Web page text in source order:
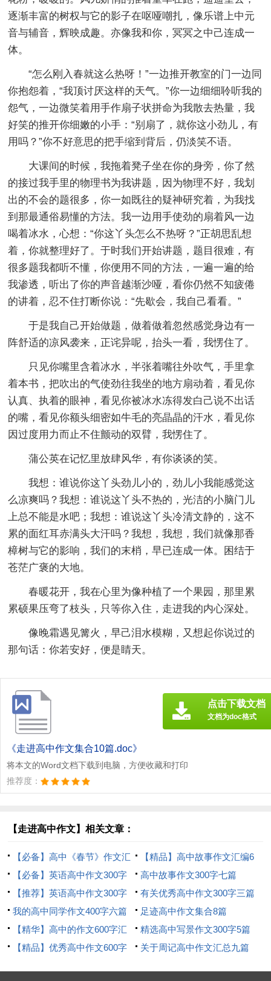
逐渐丰富的树权与它的影子在呕哑嘲扎，像乐谱上中元
音与辅音，辉映成趣。亦像我和你，冥冥之中己连成一
体。
“怎么刚入春就这么热呀！”一边推开教室的门一边同
你抱怨着，“我顶讨厌这样的天气。”你一边细细聆听我的
怨气，一边微笑着用手作扇子状拼命为我散去热量，我
好笑的推开你细嫩的小手：“别扇了，就你这小劲儿，有
用吗？”你不好意思的把手缩到背后，仍淡笑不语。
大课间的时候，我拖着凳子坐在你的身旁，你了然
的接过我手里的物理书为我讲题，因为物理不好，我划
出的不会的题很多，你一如既往的疑神研究着，为我找
到那最通俗易懂的方法。我一边用手使劲的扇着风一边
喝着冰水，心想：“你这丫头怎么不热呀？”正胡思乱想
着，你就整理好了。于时我们开始讲题，题目很难，有
很多题我都听不懂，你便用不同的方法，一遍一遍的给
我渗透，听出了你的声音越渐沙哑，看你仍然不知疲倦
的讲着，忍不住打断你说：“先歇会，我自己看看。”
于是我自己开始做题，做着做着忽然感觉身边有一
阵舒适的凉风袭来，正诧异呢，抬头一看，我愣住了。
只见你嘴里含着冰水，半张着嘴往外吹气，手里拿
着本书，把吹出的气使劲往我坐的地方扇动着，看见你
认真、执着的眼神，看见你被冰水冻得发白己说不出话
的嘴，看见你额头细密如牛毛的亮晶晶的汗水，看见你
因过度用力而止不住颤动的双臂，我愣住了。
蒲公英在记忆里放肆风华，有你谈谈的笑。
我想：谁说你这丫头劲儿小的，劲儿小我能感觉这
么凉爽吗？我想：谁说这丫头不热的，光洁的小脑门儿
上总不能是水吧；我想：谁说这丫头冷清文静的，这不
累的面红耳赤满头大汗吗？我想，我想，我们就像那香
樟树与它的影响，我们的末梢，早已连成一体。困结于
苍茫广褒的大地。
春暖花开，我在心里为像种植了一个果园，那里累
累硕果压弯了枝头，只等你入住，走进我的内心深处。
像晚霜遇见篝火，早己泪水模糊，又想起你说过的
那句话：你若安好，便是睛天。
《走进高中作文集合10篇.doc》
将本文的Word文档下载到电脑，方便收藏和打印
推荐度：
点击下载文档
文档为doc格式
【走进高中作文】相关文章：
【必备】高中《春节》作文汇
编9篇
【精品】高中故事作文汇编6
篇
【必备】英语高中作文300字
汇总10篇
高中故事作文300字七篇
【推荐】英语高中作文300字
五篇
有关优秀高中作文300字三篇
我的高中同学作文400字六篇
足迹高中作文集合8篇
【精华】高中的作文600字汇
总8篇
精选高中写景作文300字5篇
【精品】优秀高中作文600字
关于周记高中作文汇总九篇